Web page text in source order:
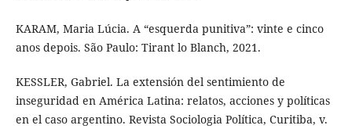
KARAM, Maria Lúcia. A “esquerda punitiva”: vinte e cinco
anos depois. São Paulo: Tirant lo Blanch, 2021.
KESSLER, Gabriel. La extensión del sentimiento de
inseguridad en América Latina: relatos, acciones y políticas
en el caso argentino. Revista Sociologia Política, Curitiba, v.